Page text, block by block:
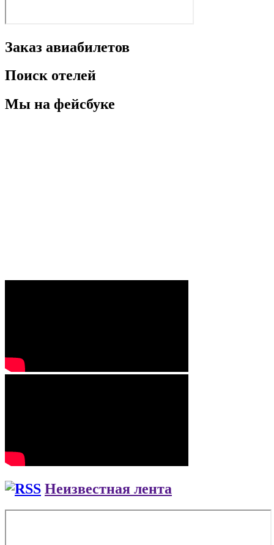
Заказ авиабилетов
Поиск отелей
Мы на фейсбуке
Неизвестная лента